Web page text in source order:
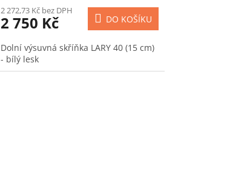
2 272,73 Kč bez DPH
2 750 Kč DO KOŠÍKU
Dolní výsuvná skříňka LARY 40 (15 cm)
- bílý lesk